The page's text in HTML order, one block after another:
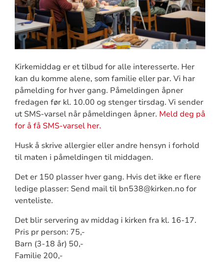
Kirkemiddag er et tilbud for alle interesserte. Her
kan du komme alene, som familie eller par. Vi har
påmelding for hver gang. Påmeldingen åpner
fredagen før kl. 10.00 og stenger tirsdag. Vi sender
ut SMS-varsel når påmeldingen åpner. Meld deg på
for å få SMS-varsel her.
Husk å skrive allergier eller andre hensyn i forhold
til maten i påmeldingen til middagen.
Det er 150 plasser hver gang. Hvis det ikke er flere
ledige plasser: Send mail til bn538@kirken.no for
venteliste.
Det blir servering av middag i kirken fra kl. 16-17.
Pris pr person: 75,-
Barn (3-18 år) 50,-
Familie 200,-